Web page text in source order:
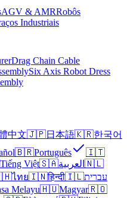
AGV & AMRRobôs
Industriais
Drag Chain Cable
Six Axis Robot Dress
中文🇯🇵日本語🇰🇷한국어
🇧🇷Português
🇮🇹
Tiếng Việt🇸🇦العربية 🇳🇱
ไทย🇮🇳हिन्दी🇮🇱עברית
Melayu🇭🇺Magyar🇷🇴